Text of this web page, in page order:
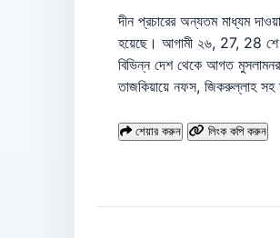
দীন প্রচারের অন্যতম মাধ্যম
হয়েছে। আগামী ২৬, 27, 28 শে
বিভিন্ন দেশ থেকে আগত
তাজকিয়ায়ে নফস, জিকরুল্লাহ সহ
শেয়ার করুন লিংক কপি করুন